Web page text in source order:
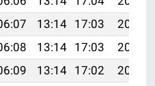
13:14 17:03
20:11
13:14 17:03
20:10
13:14 17:02
20:09